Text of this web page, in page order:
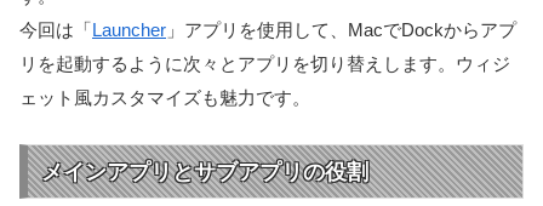
今回は「Launcher 」アプリを使用して、MacでDockからアプ
リを起動するように次々とアプリを切り替えします。ウィジ
ェット風カスタマイズも魅力です。
メインアプリとサブアプリの役割